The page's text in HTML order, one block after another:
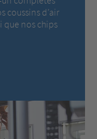
coussins d’air
que nos chips